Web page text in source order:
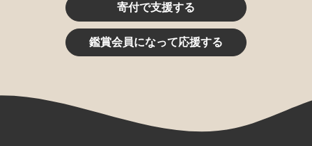
寄付で支援する
鑑賞会員になって応援する